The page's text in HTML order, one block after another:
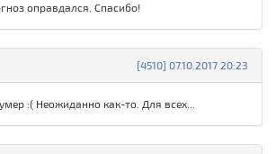
оправдался. Спасибо!
[4510] 07.10.2017 20:23
:( Неожиданно как-то. Для всех...